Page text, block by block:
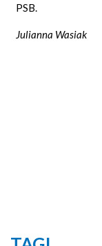
PSB.
Julianna Wasiak